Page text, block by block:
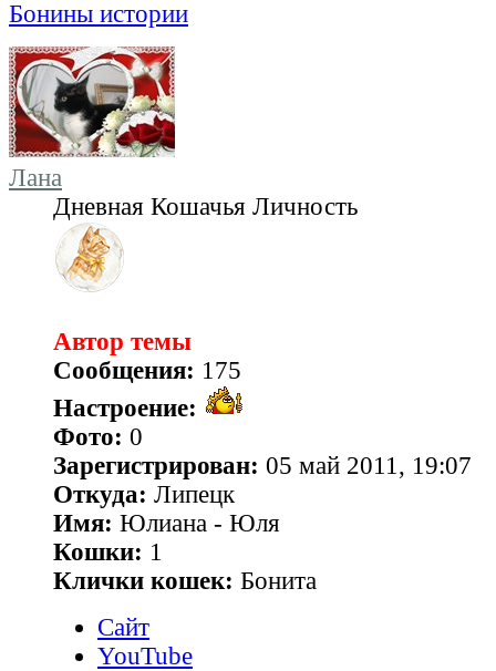
Бонины истории
Лана
Дневная Кошачья Личность
Автор темы
Сообщения: 175
Настроение:
Фото: 0
Зарегистрирован: 05 май 2011, 19:07
Откуда: Липецк
Имя: Юлиана - Юля
Кошки: 1
Клички кошек: Бонита
Сайт
YouTube